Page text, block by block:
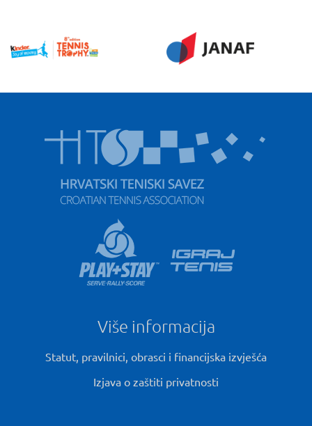
Više informacija
Statut, pravilnici, obrasci i financijska izvješća
Izjava o zaštiti privatnosti